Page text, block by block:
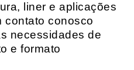
liner e aplicações
contato conosco
necessidades de
e formato